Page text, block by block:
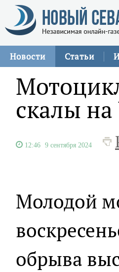
Новости Статьи
скалы
12:46 9 сентября 2024
Молодой
обрыва